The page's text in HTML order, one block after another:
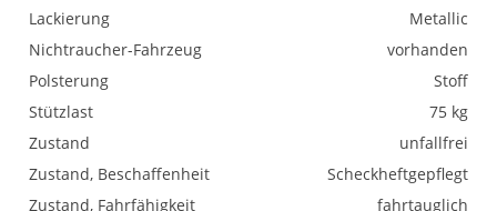
Lackierung
Metallic
Nichtraucher-Fahrzeug
vorhanden
Polsterung
Stoff
Stützlast
75 kg
Zustand
unfallfrei
Zustand, Beschaffenheit
Scheckheftgepflegt
Zustand, Fahrfähigkeit
fahrtauglich